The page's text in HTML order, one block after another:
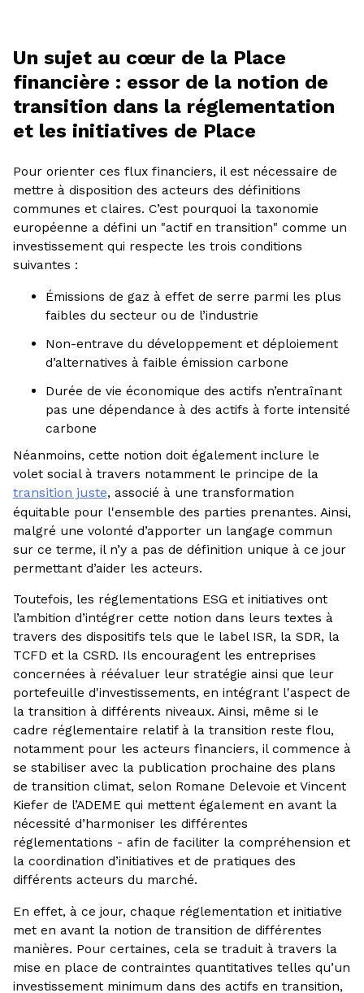
Un sujet au cœur de la Place
financière : essor de la notion de
transition dans la réglementation
et les initiatives de Place
Pour orienter ces flux financiers, il est nécessaire de
mettre à disposition des acteurs des définitions
communes et claires. C’est pourquoi la taxonomie
européenne a défini un "actif en transition" comme un
investissement qui respecte les trois conditions
suivantes :
Émissions de gaz à effet de serre parmi les plus
faibles du secteur ou de l’industrie
Non-entrave du développement et déploiement
d’alternatives à faible émission carbone
Durée de vie économique des actifs n’entraînant
pas une dépendance à des actifs à forte intensité
carbone
Néanmoins, cette notion doit également inclure le
volet social à travers notamment le principe de la
transition juste, associé à une transformation
équitable pour l'ensemble des parties prenantes. Ainsi,
malgré une volonté d’apporter un langage commun
sur ce terme, il n’y a pas de définition unique à ce jour
permettant d’aider les acteurs.
Toutefois, les réglementations ESG et initiatives ont
l’ambition d’intégrer cette notion dans leurs textes à
travers des dispositifs tels que le label ISR, la SDR, la
TCFD et la CSRD. Ils encouragent les entreprises
concernées à réévaluer leur stratégie ainsi que leur
portefeuille d'investissements, en intégrant l'aspect de
la transition à différents niveaux. Ainsi, même si le
cadre réglementaire relatif à la transition reste flou,
notamment pour les acteurs financiers, il commence à
se stabiliser avec la publication prochaine des plans
de transition climat, selon Romane Delevoie et Vincent
Kiefer de l’ADEME qui mettent également en avant la
nécessité d’harmoniser les différentes
réglementations - afin de faciliter la compréhension et
la coordination d’initiatives et de pratiques des
différents acteurs du marché.
En effet, à ce jour, chaque réglementation et initiative
met en avant la notion de transition de différentes
manières. Pour certaines, cela se traduit à travers la
mise en place de contraintes quantitatives telles qu’un
investissement minimum dans des actifs en transition,